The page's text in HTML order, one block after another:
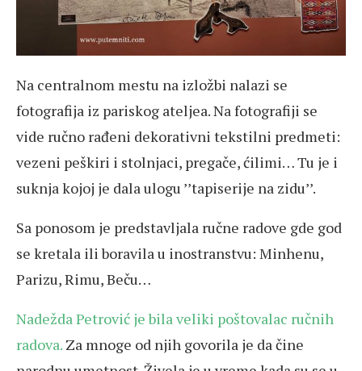
Na centralnom mestu na izložbi nalazi se
fotografija iz pariskog ateljea. Na fotografiji se
vide ručno rađeni dekorativni tekstilni predmeti:
vezeni peškiri i stolnjaci, pregače, ćilimi… Tu je i
suknja kojoj je dala ulogu ’’tapiserije na zidu’’.
Sa ponosom je predstavljala ručne radove gde god
se kretala ili boravila u inostranstvu: Minhenu,
Parizu, Rimu, Beču…
Nadežda Petrović je bila veliki poštovalac ručnih
radova. Za mnoge od njih govorila je da čine